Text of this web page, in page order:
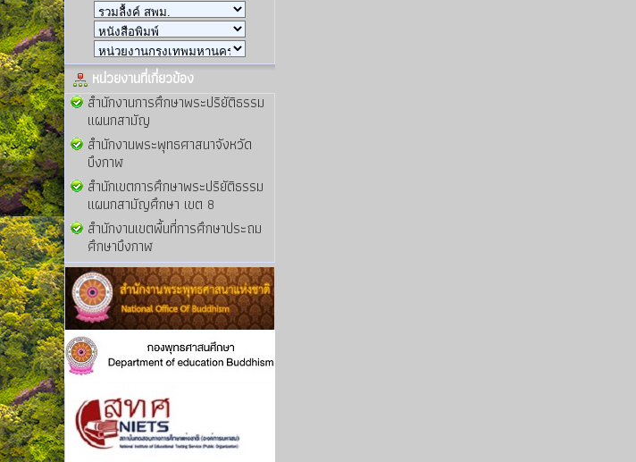
หน่วยงานที่เกี่ยวข้อง
สำนักงานการศึกษาพระปริยัติธรรม
แผนกสามัญ
สำนักงานพระพุทธศาสนาจังหวัด
บึงกาฬ
สำนักเขตการศึกษาพระปริยัติธรรม
แผนกสามัญศึกษา เขต 8
สำนักงานเขตพื้นที่การศึกษาประถม
ศึกษาบึงกาฬ